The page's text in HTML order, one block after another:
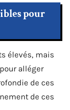
pour
élevés, mais
alléger
de ces
de ces